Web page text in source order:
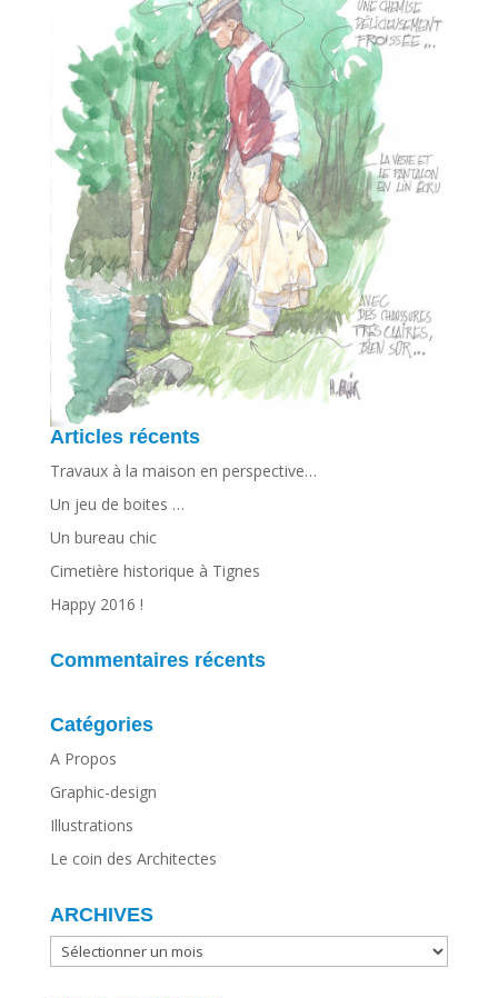
Articles récents
Travaux à la maison en perspective…
Un jeu de boites …
Un bureau chic
Cimetière historique à Tignes
Happy 2016 !
Commentaires récents
Catégories
A Propos
Graphic-design
Illustrations
Le coin des Architectes
ARCHIVES
ARCHIVES